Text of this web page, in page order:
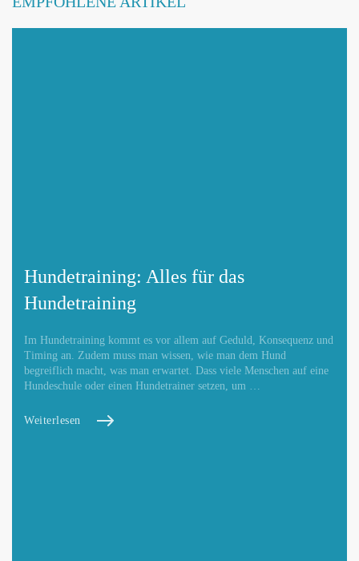
Hundetraining: Alles für das
Hundetraining
Im Hundetraining kommt es vor allem auf Geduld, Konsequenz und
Timing an. Zudem muss man wissen, wie man dem Hund
begreiflich macht, was man erwartet. Dass viele Menschen auf eine
Hundeschule oder einen Hundetrainer setzen, um …
Weiterlesen